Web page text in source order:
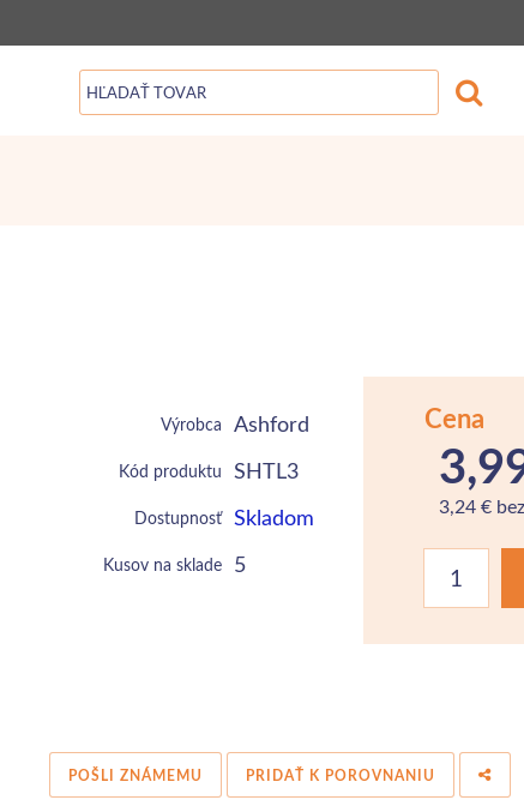
Výrobca Ashford
Kód produktu SHTL3
Dostupnosť Skladom
Kusov na sklade 5
Cena
3,24 €
POŠLI ZNÁMEMU PRIDAŤ K POROVNANIU